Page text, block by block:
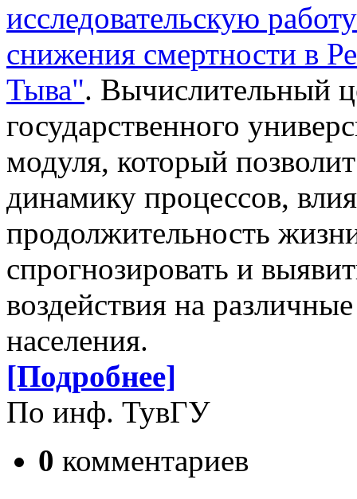
исследовательскую
снижения смертности в
Тыва". Вычислительный
государственного
модуля, который
динамику процессов,
продолжительность
спрогнозировать и
воздействия на
населения.
[Подробнее]
По инф. ТувГУ
0 комментариев